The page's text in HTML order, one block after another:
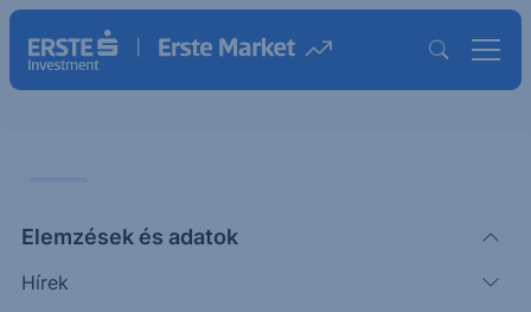
Elemzések és adatok
Hírek
és MERRE TART?